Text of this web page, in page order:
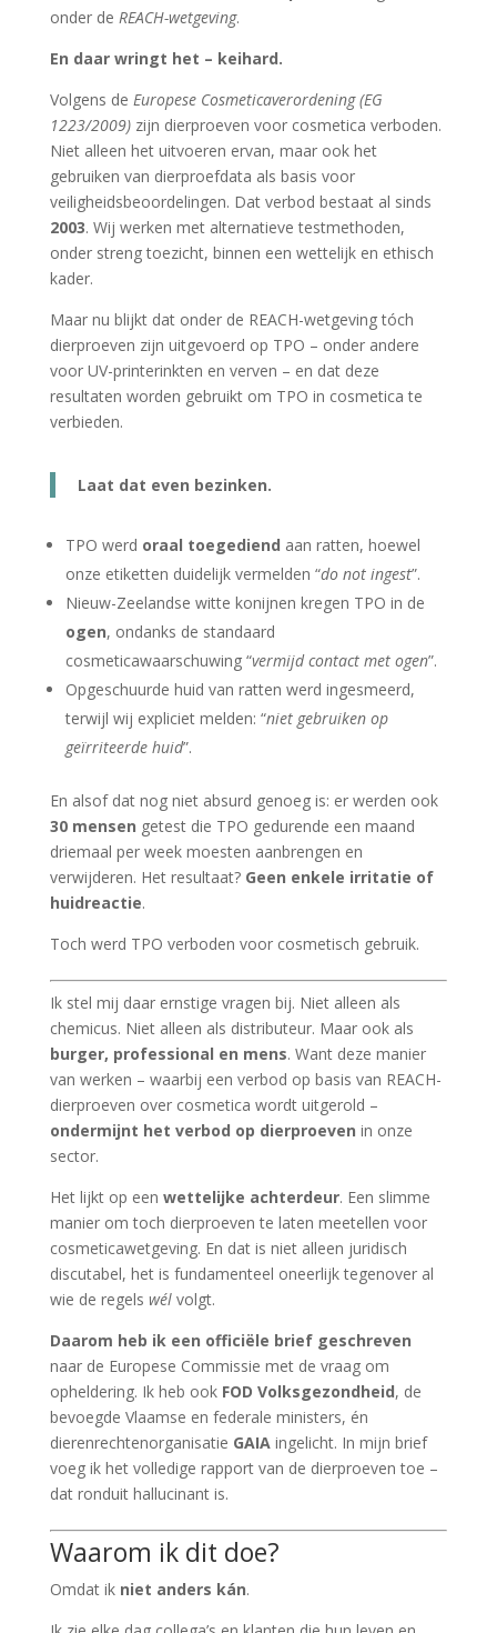
onder de REACH-wetgeving.
En daar wringt het – keihard.
Volgens de Europese Cosmeticaverordening (EG
1223/2009)zijn dierproeven voor cosmetica verboden.
Niet alleen het uitvoeren ervan, maar ook het
gebruiken van dierproefdata als basis voor
veiligheidsbeoordelingen. Dat verbod bestaat al sinds
2003. Wij werken met alternatieve testmethoden,
onder streng toezicht, binnen een wettelijk en ethisch
kader.
Maar nu blijkt dat onder de REACH-wetgeving tóch
dierproeven zijn uitgevoerd op TPO – onder andere
voor UV-printerinkten en verven – en dat deze
resultaten worden gebruikt om TPO in cosmetica te
verbieden.
Laat dat even bezinken.
TPO werd oraal toegediend aan ratten, hoewel
onze etiketten duidelijk vermelden “do not ingest”.
Nieuw-Zeelandse witte konijnen kregen TPO in de
ogen, ondanks de standaard
cosmeticawaarschuwing “vermijd contact met ogen”.
Opgeschuurde huid van ratten werd ingesmeerd,
terwijl wij expliciet melden: “niet gebruiken op
geïrriteerde huid”.
En alsof dat nog niet absurd genoeg is: er werden ook
30 mensen getest die TPO gedurende een maand
driemaal per week moesten aanbrengen en
verwijderen. Het resultaat? Geen enkele irritatie of
huidreactie.
Toch werd TPO verboden voor cosmetisch gebruik.
Ik stel mij daar ernstige vragen bij. Niet alleen als
chemicus. Niet alleen als distributeur. Maar ook als
burger, professional en mens. Want deze manier
van werken – waarbij een verbod op basis van REACH-
dierproeven over cosmetica wordt uitgerold –
ondermijnt het verbod op dierproeven in onze
sector.
Het lijkt op een wettelijke achterdeur. Een slimme
manier om toch dierproeven te laten meetellen voor
cosmeticawetgeving. En dat is niet alleen juridisch
discutabel, het is fundamenteel oneerlijk tegenover al
wie de regels wélvolgt.
Daarom heb ik een officiële brief geschreven
naar de Europese Commissie met de vraag om
opheldering. Ik heb ook FOD Volksgezondheid, de
bevoegde Vlaamse en federale ministers, én
dierenrechtenorganisatie GAIA ingelicht. In mijn brief
voeg ik het volledige rapport van de dierproeven toe –
dat ronduit hallucinant is.
Waarom ik dit doe?
Omdat ik niet anders kán.